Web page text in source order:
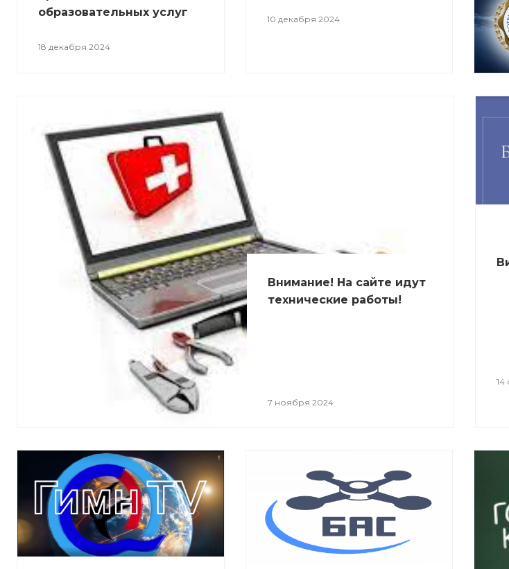
образовательных услуг
18 декабря 2024
10 декабря 2024
Внимание! На сайте идут
технические работы!
7 ноября 2024
14